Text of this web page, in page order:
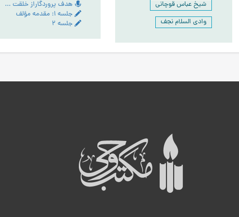
شیخ عباس قوچانی
وادی السلام نجف
هدف پروردگاراز خلقت انسان - تبیین مقام عبودیت- آیین رستگاری ج:1
جلسه ۱: مقدمه مؤلف
جلسه ۲